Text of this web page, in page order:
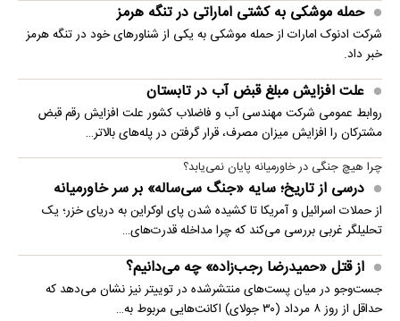
حمله موشکی به کشتی اماراتی در تنگه هرمز
شرکت ادنوک امارات از حمله موشکی به یکی از شناورهای خود در تنگه هرمز
خبر داد.
علت افزایش مبلغ قبض آب در تابستان
روابط عمومی شرکت مهندسی آب و فاضلاب کشور علت افزایش رقم قبض
مشترکان را افزایش میزان مصرف، قرار گرفتن در پله‌های بالاتر…
چرا هیچ جنگی در خاورمیانه پایان نمی‌یابد؟
درسی از تاریخ؛ سایه «جنگ سی‌ساله» بر سر خاورمیانه
از حملات اسرائیل و آمریکا تا کشیده شدن پای اوکراین به دریای خزر؛ یک
تحلیلگر غربی بررسی می‌کند که چرا مداخله قدرت‌های…
از قتل «حمیدرضا رجب‌زاده» چه می‌دانیم؟
جست‌وجو در میان پست‌های منتشرشده در توییتر نیز نشان می‌دهد که
حداقل از روز ۸ مرداد (۳۰ جولای) اکانت‌هایی مربوط به…